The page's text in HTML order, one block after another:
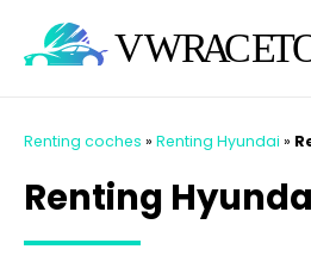
Renting coches » Renting Hyundai »
Renting